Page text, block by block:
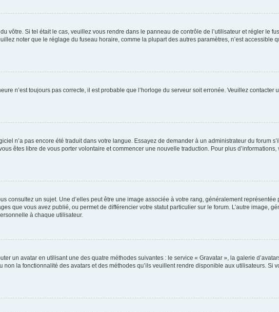
vôtre. Si tel était le cas, veuillez vous rendre dans le panneau de contrôle de l’utilisateur et régler le
noter que le réglage du fuseau horaire, comme la plupart des autres paramètres, n’est accessible
n’est toujours pas correcte, il est probable que l’horloge du serveur soit erronée. Veuillez contacter
n’a pas encore été traduit dans votre langue. Essayez de demander à un administrateur du forum
êtes libre de vous porter volontaire et commencer une nouvelle traduction. Pour plus
consultez un sujet. Une d’elles peut être une image associée à votre rang, généralement représentée
que vous avez publié, ou permet de différencier votre statut particulier sur le forum. L’autre image,
à chaque utilisateur.
un avatar en utilisant une des quatre méthodes suivantes : le service « Gravatar », la galerie
la fonctionnalité des avatars et des méthodes qu’ils veuillent rendre disponible aux utilisateurs. Si